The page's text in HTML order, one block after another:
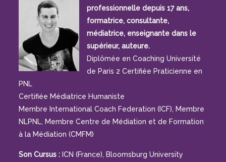
professionnelle depuis 17 ans,
formatrice, consultante,
médiatrice, enseignante dans le
supérieur, auteure.
Diplômée en Coaching Université
de Paris 2 Certifiée Praticienne en
PNL
Certifiée Médiatrice Humaniste
Membre International Coach Federation (ICF), Membre
NLPNL, Membre Centre de Médiation et de Formation
à la Médiation (CMFM)
Son Cursus : ICN (France), Bloomsburg University